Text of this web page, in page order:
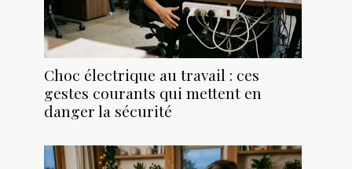
Choc électrique au travail : ces
gestes courants qui mettent en
danger la sécurité